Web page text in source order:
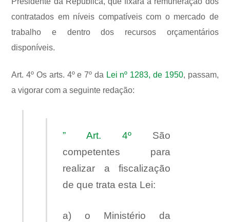
contratados em níveis compatíveis com o mercado de
trabalho e dentro dos recursos orçamentários
disponíveis.
Art. 4º Os arts. 4º e 7º da Lei nº 1283, de 1950, passam,
a vigorar com a seguinte redação:
” Art. 4º São
competentes para
realizar a fiscalização
de que trata esta Lei:
a) o Ministério da